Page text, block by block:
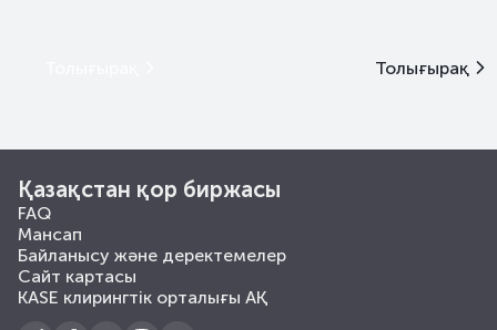
Толығырақ
Қазақстан қор биржасы
FAQ
Мансап
Байланысу және деректемелер
Сайт картасы
KASE клирингтік орталығы АҚ